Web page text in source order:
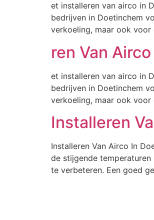
et installeren van airco in
bedrijven in Doetinchem
verkoeling, maar ook
ren Van
et installeren van airco in
bedrijven in Doetinchem
verkoeling, maar ook
Installeren
Installeren Van Airco In
de stijgende
te verbeteren. Een goed